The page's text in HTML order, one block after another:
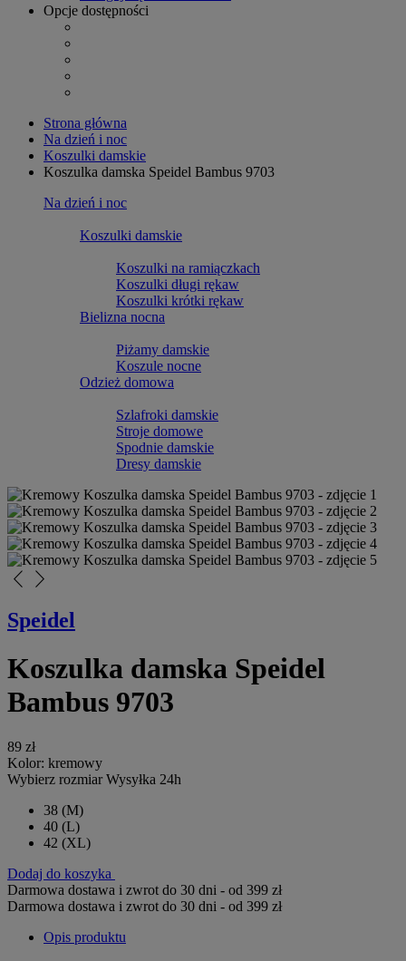
Opcje dostępności
Strona główna
Na dzień i noc
Koszulki damskie
Koszulka damska Speidel Bambus 9703
Na dzień i noc
Koszulki damskie
Koszulki na ramiączkach
Koszulki długi rękaw
Koszulki krótki rękaw
Bielizna nocna
Piżamy damskie
Koszule nocne
Odzież domowa
Szlafroki damskie
Stroje domowe
Spodnie damskie
Dresy damskie
arrow_back_ios_new arrow_forward_ios
Speidel
Koszulka damska Speidel
Bambus 9703
89 zł
Kolor: kremowy
Wybierz rozmiar Wysyłka 24h
38 (M)
40 (L)
42 (XL)
Dodaj do koszyka
Darmowa dostawa i zwrot do 30 dni - od 399 zł
Darmowa dostawa i zwrot do 30 dni - od 399 zł
Opis produktu